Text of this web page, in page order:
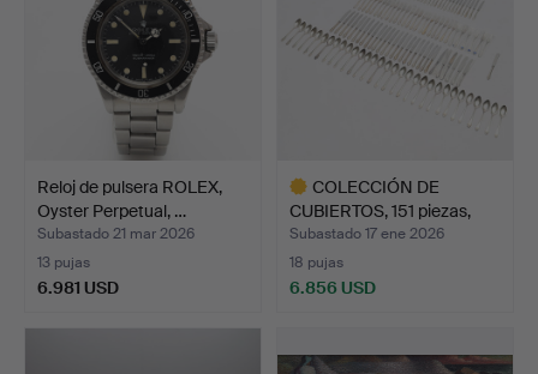
Reloj de pulsera ROLEX,
Oyster Perpetual, …
Subastado 21 mar 2026
13 pujas
6.981 USD
COLECCIÓN DE
CUBIERTOS, 151 piezas,
plata,…
Subastado 17 ene 2026
18 pujas
6.856 USD